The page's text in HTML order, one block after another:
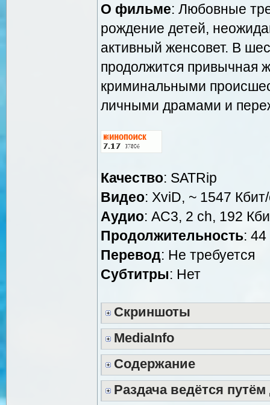
О фильме: Любовные
рождение детей,
активный женсовет. В
продолжится привычная
криминальными
личными драмами и
Качество: SATRip
Видео: XviD, ~ 1547
Аудио: AC3, 2 ch, 192
Продолжительность:
Перевод: Не требуется
Субтитры: Нет
Скриншоты
MediaInfo
Содержание
Раздача ведётся